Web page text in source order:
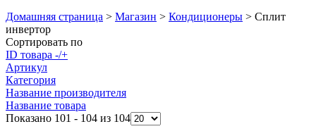
Домашняя страница > Магазин > Кондиционеры > Сплит
инвертор
Сортировать по
ID товара -/+
Артикул
Категория
Название производителя
Название товара
Показано 101 - 104 из 104